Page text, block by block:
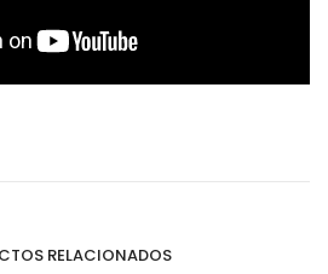
RELACIONADOS